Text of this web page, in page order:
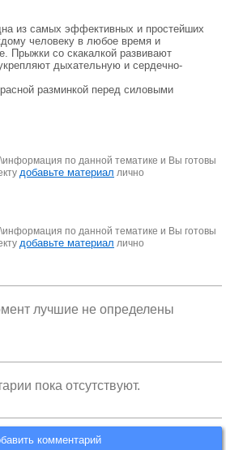
из самых эффективных и простейших
человеку в любое время и
Прыжки со скакалкой развивают
дыхательную и сердечно-
разминкой перед силовыми
по данной тематике и Вы готовы
добавьте материал лично
по данной тематике и Вы готовы
добавьте материал лично
лучшие не определены
пока отсутствуют.
комментарий